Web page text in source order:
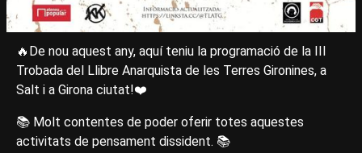
🔥De nou aquest any, aquí teniu la programació de la III
Trobada del Llibre Anarquista de les Terres Gironines, a
Salt i a Girona ciutat!❤️
📚 Molt contentes de poder oferir totes aquestes
activitats de pensament dissident. 📚